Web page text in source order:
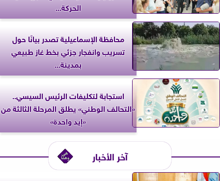
الحركة...
محافظة الإسماعيلية تصدر بيانًا حول
تسريب وانفجار جزئي بخط غاز طبيعي
بمدينة...
استجابة لتكليفات الرئيس السيسي..
«التحالف الوطني» يطلق المرحلة الثالثة من
«إيد واحدة»
آخر الأخبار